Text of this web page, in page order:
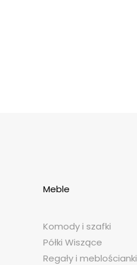
Meble
Komody i szafki
Półki Wiszące
Regały i meblościanki